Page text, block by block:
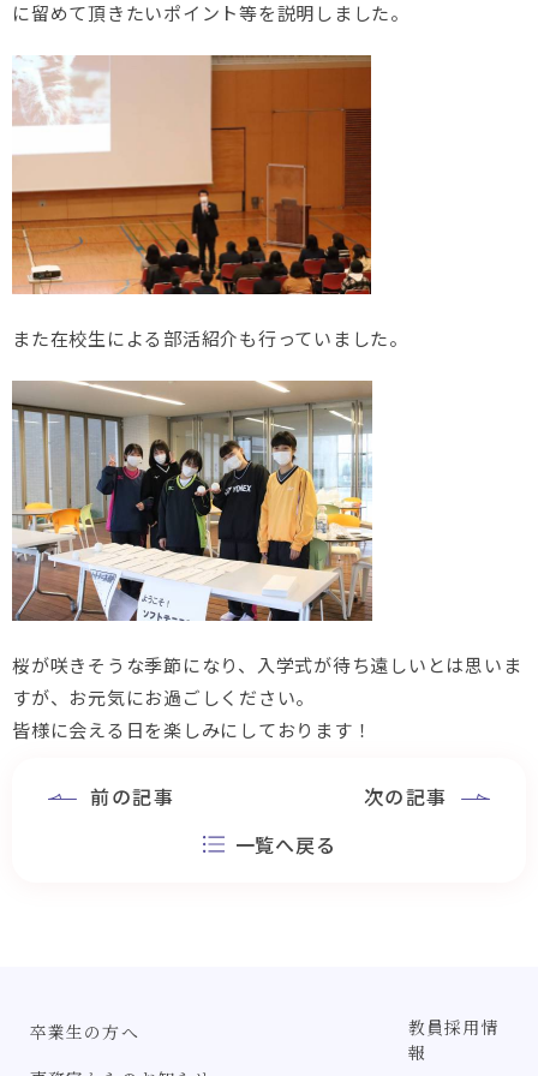
に留めて頂きたいポイント等を説明しました。
また在校生による部活紹介も行っていました。
桜が咲きそうな季節になり、入学式が待ち遠しいとは思いま
すが、お元気にお過ごしください。
皆様に会える日を楽しみにしております！
前の記事
一覧へ戻る
次の記事
卒業生の方へ
教員採用情
報